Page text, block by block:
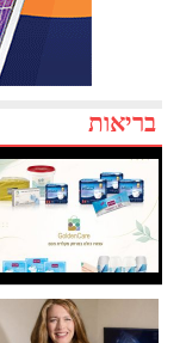
בריאות